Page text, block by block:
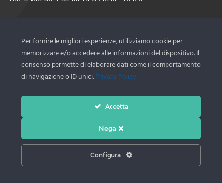
Scopri le ultime novità del territorio tramite la nostra
newsletter
inpiazzanews.it è una testata registrata presso il Tribunale di
Ravenna al n. 1422 del Registro Stampa in data 20/11/2015. Direttrice
responsabile: Mabel Altini - Privacy Policy
Per fornire le migliori esperienze, utilizziamo cookie per
memorizzare e/o accedere alle informazioni del dispositivo. Il
consenso permette di elaborare dati come il comportamento
di navigazione o ID unici.Privacy Policy
Accetta
Nega
Configura